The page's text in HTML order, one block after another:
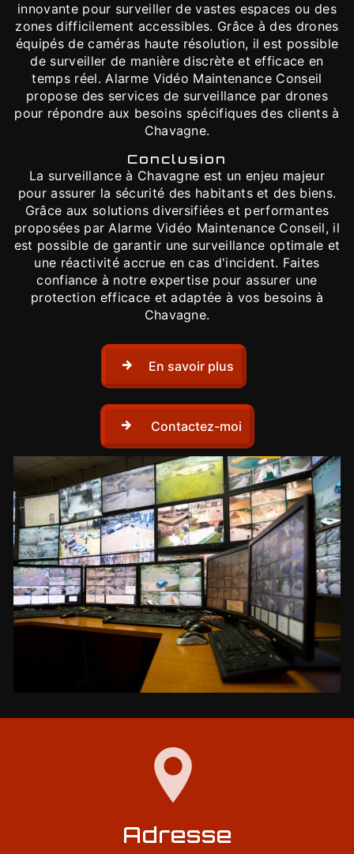
innovante pour surveiller de vastes espaces ou des
zones difficilement accessibles. Grâce à des drones
équipés de caméras haute résolution, il est possible
de surveiller de manière discrète et efficace en
temps réel. Alarme Vidéo Maintenance Conseil
propose des services de surveillance par drones
pour répondre aux besoins spécifiques des clients à
Chavagne.
Conclusion
La surveillance à Chavagne est un enjeu majeur
pour assurer la sécurité des habitants et des biens.
Grâce aux solutions diversifiées et performantes
proposées par Alarme Vidéo Maintenance Conseil, il
est possible de garantir une surveillance optimale et
une réactivité accrue en cas d'incident. Faites
confiance à notre expertise pour assurer une
protection efficace et adaptée à vos besoins à
Chavagne.
En savoir plus
Contactez-moi
Adresse